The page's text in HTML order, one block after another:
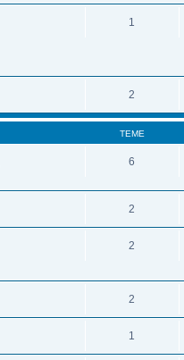
1
2
TEME
6
2
2
2
1